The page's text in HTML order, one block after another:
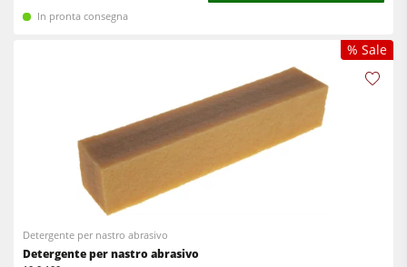
In pronta consegna
% Sale
Detergente per nastro abrasivo
Detergente per nastro abrasivo